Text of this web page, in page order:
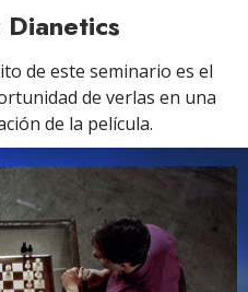
Dianetics
de este seminario es el
de verlas en una
de la película.